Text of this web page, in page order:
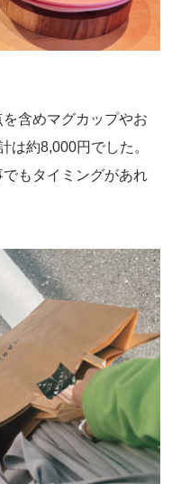
含めマグカップやお
は約8,000円でした。
もタイミングがあれ